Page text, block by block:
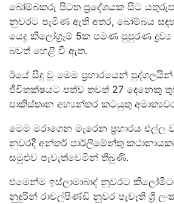
බෝම්බකරු පිටත ප්‍රදේශයක සිට
නුවරට පැමිණ ඇති අතර, බෝම්බය
යෙදූ කිලෝග්‍රෑම් 5ක පමණ පුපුරණ
බවත් හෙළි වී ඇත.
ඊයේ සිදු වූ මෙම ප්‍රහාරයෙන්
ජීවිතක්ෂයට පත්ව තවත් 27 දෙනෙකු
පාකිස්තාන අභ්‍යන්තර කටයුතු
මෙම මරාගෙන මැරෙන ප්‍රහාරය එල්ල
නුවරදී අන්තර් පාර්ලිමේන්තු
සමුළුව පැවැත්වෙමින් තිබුණි.
එමෙන්ම ඉස්ලාමාබාද් නුවරට
නුදුරින් රාවල්පිණ්ඩි නුවර පැවැති ශ්‍රී